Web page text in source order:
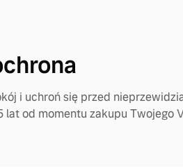
i uchroń się przed
lat od momentu zakupu Twojego